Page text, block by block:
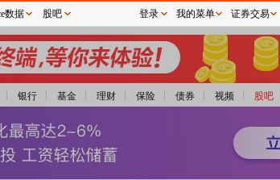
银行 基金 理财 保险 债券 视频 股吧
数据 股吧 登录 我的菜单 证券交易